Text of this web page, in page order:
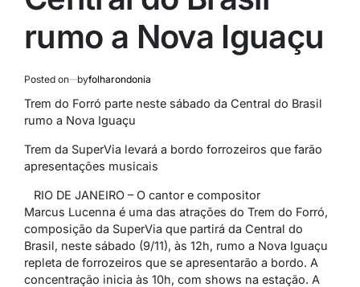
rumo a Nova Iguaçu
Posted on byfolharondonia
Trem do Forró parte neste sábado da Central do Brasil
rumo a Nova Iguaçu
Trem da SuperVia levará a bordo forrozeiros que farão
apresentações musicais
RIO DE JANEIRO – O cantor e compositor
Marcus Lucenna é uma das atrações do Trem do Forró,
composição da SuperVia que partirá da Central do
Brasil, neste sábado (9/11), às 12h, rumo a Nova Iguaçu
repleta de forrozeiros que se apresentarão a bordo. A
concentração inicia às 10h, com shows na estação. A